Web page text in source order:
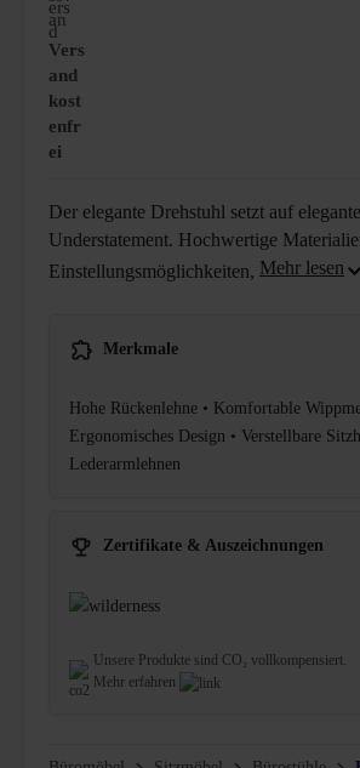
Vers
and
kost
enfr
ei
Der elegante Drehstuhl setzt auf
Understatement. Hochwertige
Einstellungsmöglichkeiten,
Merkmale
Hohe Rückenlehne • Komfortable
Ergonomisches Design • Verstellbare
Lederarmlehnen
Zertifikate & Auszeichnungen
Unsere Produkte sind CO₂ vollkompensiert.
Mehr erfahren